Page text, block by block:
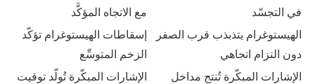
في التجسّد
مع الاتجاه المؤكَّد
الهيستوغرام يتذبذب قرب الصفر
دون التزام اتجاهي
إسقاطات الهيستوغرام تؤكّد
الزخم المتوسِّع
الإشارات المبكّرة تُنتج مداخل
الإشارات المبكّرة تُولّد توقيت